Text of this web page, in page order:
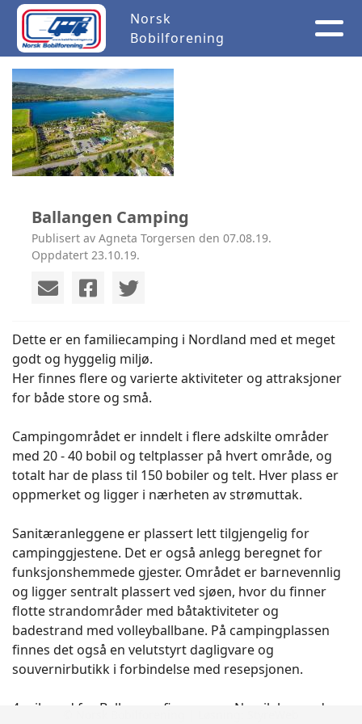
Norsk
Bobilforening
Ballangen Camping
Publisert av Agneta Torgersen den 07.08.19.
Oppdatert 23.10.19.
Dette er en familiecamping i Nordland med et meget
godt og hyggelig miljø.
Her finnes flere og varierte aktiviteter og attraksjoner
for både store og små.
Campingområdet er inndelt i flere adskilte områder
med 20 - 40 bobil og teltplasser på hvert område, og
totalt har de plass til 150 bobiler og telt. Hver plass er
oppmerket og ligger i nærheten av strømuttak.
Sanitæranleggene er plassert lett tilgjengelig for
campinggjestene. Det er også anlegg beregnet for
funksjonshemmede gjester. Området er barnevennlig
og ligger sentralt plassert ved sjøen, hvor du finner
flotte strandområder med båtaktiviteter og
badestrand med volleyballbane. På campingplassen
finnes det også en velutstyrt dagligvare og
souvernirbutikk i forbindelse med resepsjonen.
4 mil nord for Ballangen finner man Narvik by, med